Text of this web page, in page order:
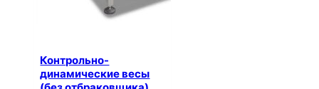
Контрольно-
динамические весы